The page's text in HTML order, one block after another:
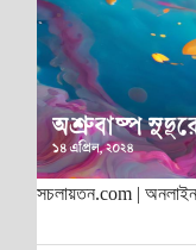
সচলায়তন.com | অনলাইন